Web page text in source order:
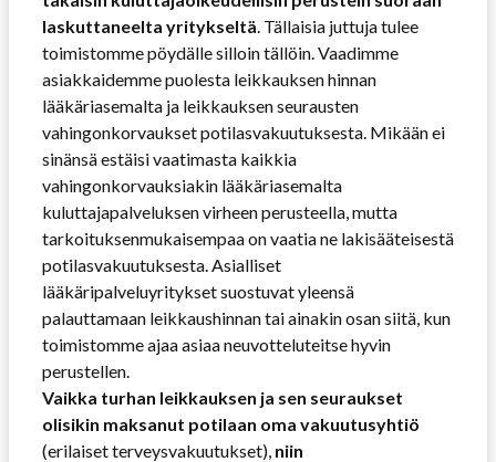
laskuttaneelta yritykseltä. Tällaisia juttuja tulee
toimistomme pöydälle silloin tällöin. Vaadimme
asiakkaidemme puolesta leikkauksen hinnan
lääkäriasemalta ja leikkauksen seurausten
vahingonkorvaukset potilasvakuutuksesta. Mikään ei
sinänsä estäisi vaatimasta kaikkia
vahingonkorvauksiakin lääkäriasemalta
kuluttajapalveluksen virheen perusteella, mutta
tarkoituksenmukaisempaa on vaatia ne lakisääteisestä
potilasvakuutuksesta. Asialliset
lääkäripalveluyritykset suostuvat yleensä
palauttamaan leikkaushinnan tai ainakin osan siitä, kun
toimistomme ajaa asiaa neuvotteluteitse hyvin
perustellen.
Vaikka turhan leikkauksen ja sen seuraukset
olisikin maksanut potilaan oma vakuutusyhtiö
(erilaiset terveysvakuutukset), niin